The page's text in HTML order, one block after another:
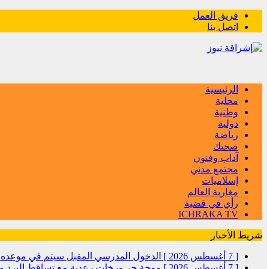
فريق العمل
اتصل بنا
الرئيسية
محلية
وطنية
دولية
رياضة
صحتك
آداب وفنون
مجتمع مدني
إسلاميات
مغاربة العالم
رأي في قضية
ICHRAKA TV
شريط الأخبار
[ 7 أغسطس 2026 ] الدخول المدرسي المقبل سیتم في موعده